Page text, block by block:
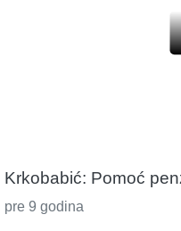
Krkobabić: Pomoć
pre 9 godina